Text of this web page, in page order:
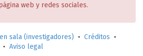
web y redes sociales.
sala (investigadores) • Créditos •
• Aviso legal